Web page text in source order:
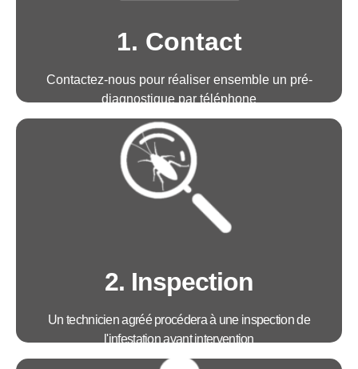
1. Contact
Contactez-nous pour réaliser ensemble un pré-
diagnostique par téléphone
Avantages :
• Télé-technicien disponible 6j/7 de 8h30 à
18h30 la semaine et 9h00 à 16h00 le samedi
2. Inspection
Un technicien agréé procédera à une inspection de
l'infestation avant intervention